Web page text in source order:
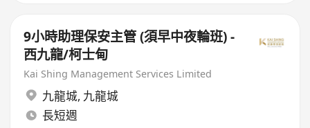
9小時助理保安主管 (須早中夜輪班) -
西九龍/柯士甸
Kai Shing Management Services Limited
九龍城, 九龍城
長短週